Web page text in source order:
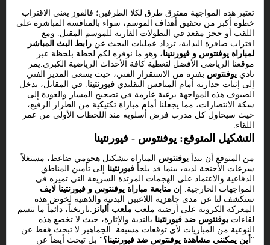
تعتبر هذه المواجهة مفترق طرق لكلا الطرفين؛ فالفوز يعني الاقتراب
خطوة أكبر من تحقيق أهداف الموسم، سواء بالمنافسة المباشرة على
اللقب أو حجز مقعد في البطولات القارية للموسم المقبل. ومع
اقتراب صافرة البداية، تزداد عمليات البحث عن رابط البث المباشر
لمباراة يوفنتوس و فيورنتينا، وهو ما نوفره لكم لحظة بلحظة عبر
موقعنا الرياضي الأفضل لتغطية كافة الأحداث الرياضية الكبرى.يمر
نادي يوفنتوس بفترة من الاستقرار الفني، حيث يسعى المدير الفني
إلى إثبات جدارته أمام المنافس التقليدي فيورنتينا. في المقابل، يدخل
الضيوف هذه المواجهة برغبة عارمة في تصحيح المسار والعودة إلى
سكة الانتصارات، مما يجعلنا أمام مباراة تكتيكية من الطراز الرفيع،
حيث سيحاول كل مدرب فرض أسلوبه منذ اللحظات الأولى من عمر
اللقاء.
التشكيل المتوقع: يوفنتوس - فيورنتينا
من المتوقع أن يبدأ يوفنتوس المباراة بتشكيل هجومي ضاغط، مستغلاً
سرعات الأجنحة لديه، بينما قد يلجأ فيورنتينا إلى تأمين المناطق
الدفاعية والاعتماد على الهجمات المرتدة السريعة التي تميزه في
المواجهات الخارجية. إن متابعة مباراة يوفنتوس و فيورنتينا لايف
ستكشف لنا عن مدى جاهزية اللاعبين البدنية والذهنية لخوض هذه
المعركة الكروية على أرضية ملعب ملعب أليانز .تاريخياً، دائماً ما تتسم
لقاءات يوفنتوس ضد فيورنتينا بالندية والإثارة، حيث لا تخضع هذه
النوعية من المباريات لأي توقعات مسبقة. الجماهير لا تبحث فقط عن
" أين يمكنني مشاهدة يوفنتوس ضد فيورنتينا؟" بل تبحث أيضاً عن